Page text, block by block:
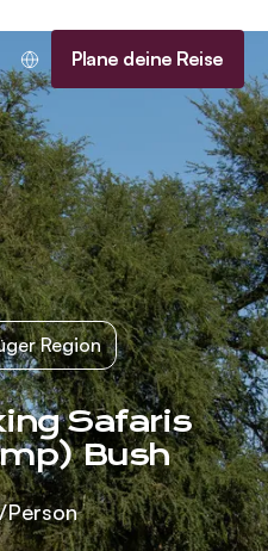
Plane deine Reise
Region
Safaris
Bush